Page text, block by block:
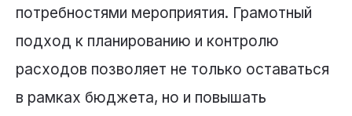
потребностями мероприятия. Грамотный
подход к планированию и контролю
расходов позволяет не только оставаться
в рамках бюджета, но и повышать